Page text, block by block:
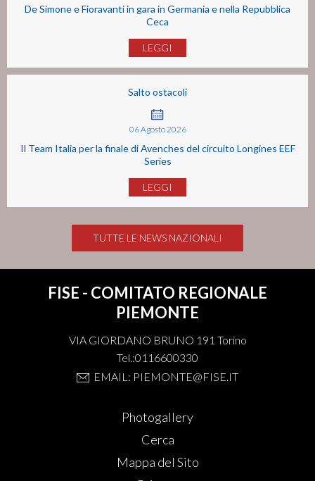
De Simone e Fioravanti in gara in Germania e nella Repubblica
Ceca
LEGGI
Salto ostacoli
06Agosto 2026
Il Team Italia per la finale di Avenches del circuito Longines EEF
Series
LEGGI
TUTTE LE NEWS NAZIONALI
FISE - COMITATO REGIONALE
PIEMONTE
VIA GIORDANO BRUNO 191 Torino
Tel.:0116600330
EMAIL: PIEMONTE@FISE.IT
Photogallery
Cerca
Mappa del Sito